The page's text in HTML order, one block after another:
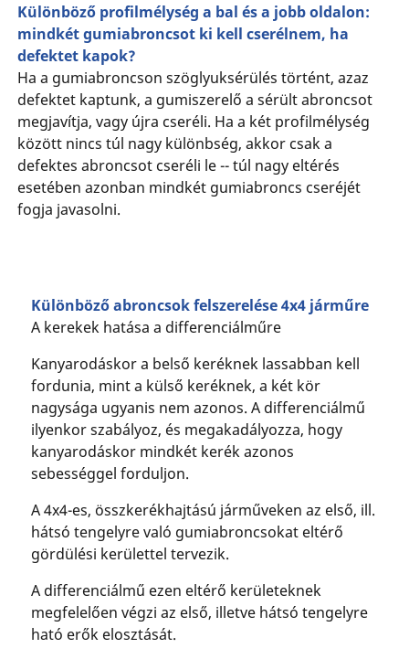
Különböző profilmélység a bal és a jobb oldalon:
mindkét gumiabroncsot ki kell cserélnem, ha
defektet kapok?
Ha a gumiabroncson szöglyuksérülés történt, azaz
defektet kaptunk, a gumiszerelő a sérült abroncsot
megjavítja, vagy újra cseréli. Ha a két profilmélység
között nincs túl nagy különbség, akkor csak a
defektes abroncsot cseréli le -- túl nagy eltérés
esetében azonban mindkét gumiabroncs cseréjét
fogja javasolni.
Különböző abroncsok felszerelése 4x4 járműre
A kerekek hatása a differenciálműre
Kanyarodáskor a belső keréknek lassabban kell
fordunia, mint a külső keréknek, a két kör
nagysága ugyanis nem azonos. A differenciálmű
ilyenkor szabályoz, és megakadályozza, hogy
kanyarodáskor mindkét kerék azonos
sebességgel forduljon.
A 4x4-es, összkerékhajtású járműveken az első, ill.
hátsó tengelyre való gumiabroncsokat eltérő
gördülési kerülettel tervezik.
A differenciálmű ezen eltérő kerületeknek
megfelelően végzi az első, illetve hátsó tengelyre
ható erők elosztását.